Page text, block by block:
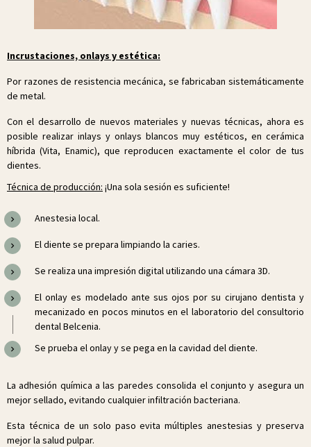
Incrustaciones, onlays y estética:
Por razones de resistencia mecánica, se fabricaban sistemáticamente
de metal.
Con el desarrollo de nuevos materiales y nuevas técnicas, ahora es
posible realizar inlays y onlays blancos muy estéticos, en cerámica
híbrida (Vita, Enamic), que reproducen exactamente el color de tus
dientes.
Técnica de producción: ¡Una sola sesión es suficiente!
Anestesia local.
El diente se prepara limpiando la caries.
Se realiza una impresión digital utilizando una cámara 3D.
El onlay es modelado ante sus ojos por su cirujano dentista y
mecanizado en pocos minutos en el laboratorio del consultorio
dental Belcenia.
Se prueba el onlay y se pega en la cavidad del diente.
La adhesión química a las paredes consolida el conjunto y asegura un
mejor sellado, evitando cualquier infiltración bacteriana.
Esta técnica de un solo paso evita múltiples anestesias y preserva
mejor la salud pulpar.